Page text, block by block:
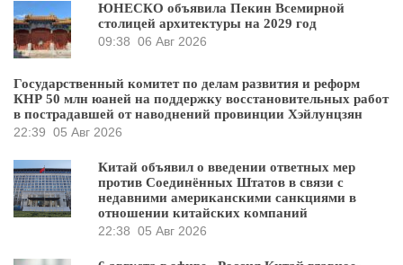
ЮНЕСКО объявила Пекин Всемирной
столицей архитектуры на 2029 год
09:38 06 Авг 2026
Государственный комитет по делам развития и реформ
КНР 50 млн юаней на поддержку восстановительных работ
в пострадавшей от наводнений провинции Хэйлунцзян
22:39 05 Авг 2026
Китай объявил о введении ответных мер
против Соединённых Штатов в связи с
недавними американскими санкциями в
отношении китайских компаний
22:38 05 Авг 2026